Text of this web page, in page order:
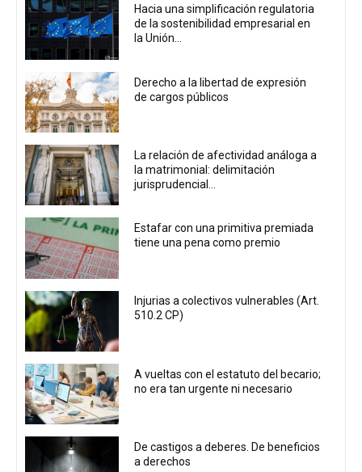
Hacia una simplificación regulatoria
de la sostenibilidad empresarial en
la Unión...
Derecho a la libertad de expresión
de cargos públicos
La relación de afectividad análoga a
la matrimonial: delimitación
jurisprudencial...
Estafar con una primitiva premiada
tiene una pena como premio
Injurias a colectivos vulnerables (Art.
510.2 CP)
A vueltas con el estatuto del becario;
no era tan urgente ni necesario
De castigos a deberes. De beneficios
a derechos